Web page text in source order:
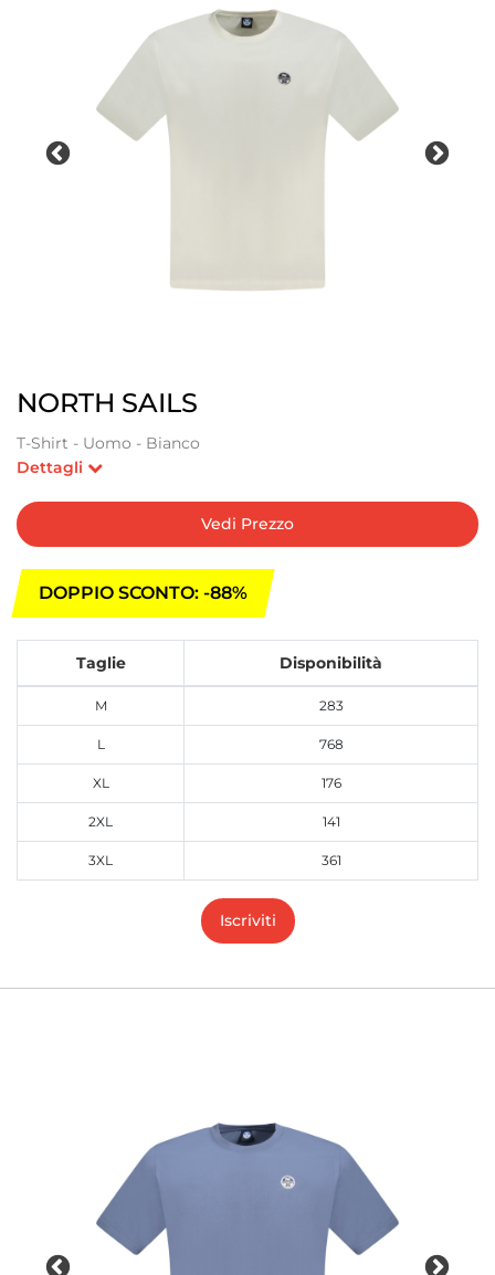
NORTH SAILS
T-Shirt - Uomo - Bianco
Dettagli
Vedi Prezzo
DOPPIO SCONTO: -88%
Taglie Disponibilità
M 283
L 768
XL 176
2XL 141
3XL 361
Iscriviti